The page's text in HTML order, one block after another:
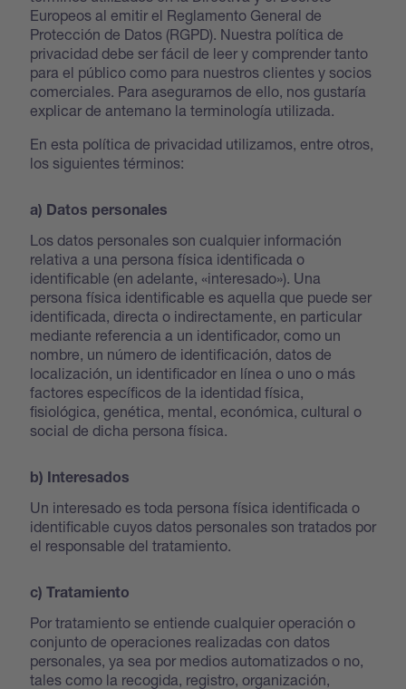
Europeos al emitir el Reglamento General de
Protección de Datos (RGPD). Nuestra política de
privacidad debe ser fácil de leer y comprender tanto
para el público como para nuestros clientes y socios
comerciales. Para asegurarnos de ello, nos gustaría
explicar de antemano la terminología utilizada.
En esta política de privacidad utilizamos, entre otros,
los siguientes términos:
a) Datos personales
Los datos personales son cualquier información
relativa a una persona física identificada o
identificable (en adelante, «interesado»). Una
persona física identificable es aquella que puede ser
identificada, directa o indirectamente, en particular
mediante referencia a un identificador, como un
nombre, un número de identificación, datos de
localización, un identificador en línea o uno o más
factores específicos de la identidad física,
fisiológica, genética, mental, económica, cultural o
social de dicha persona física.
b) Interesados
Un interesado es toda persona física identificada o
identificable cuyos datos personales son tratados por
el responsable del tratamiento.
c) Tratamiento
Por tratamiento se entiende cualquier operación o
conjunto de operaciones realizadas con datos
personales, ya sea por medios automatizados o no,
tales como la recogida, registro, organización,